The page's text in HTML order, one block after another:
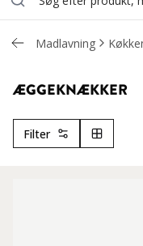
Madlavning
ÆGGEKNÆKKER
Filter